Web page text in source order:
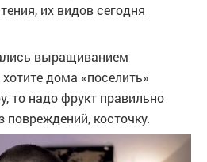
их видов сегодня
выращиванием
дома «поселить»
то надо фрукт правильно
косточку.